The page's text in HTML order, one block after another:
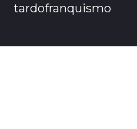
tardofranquismo